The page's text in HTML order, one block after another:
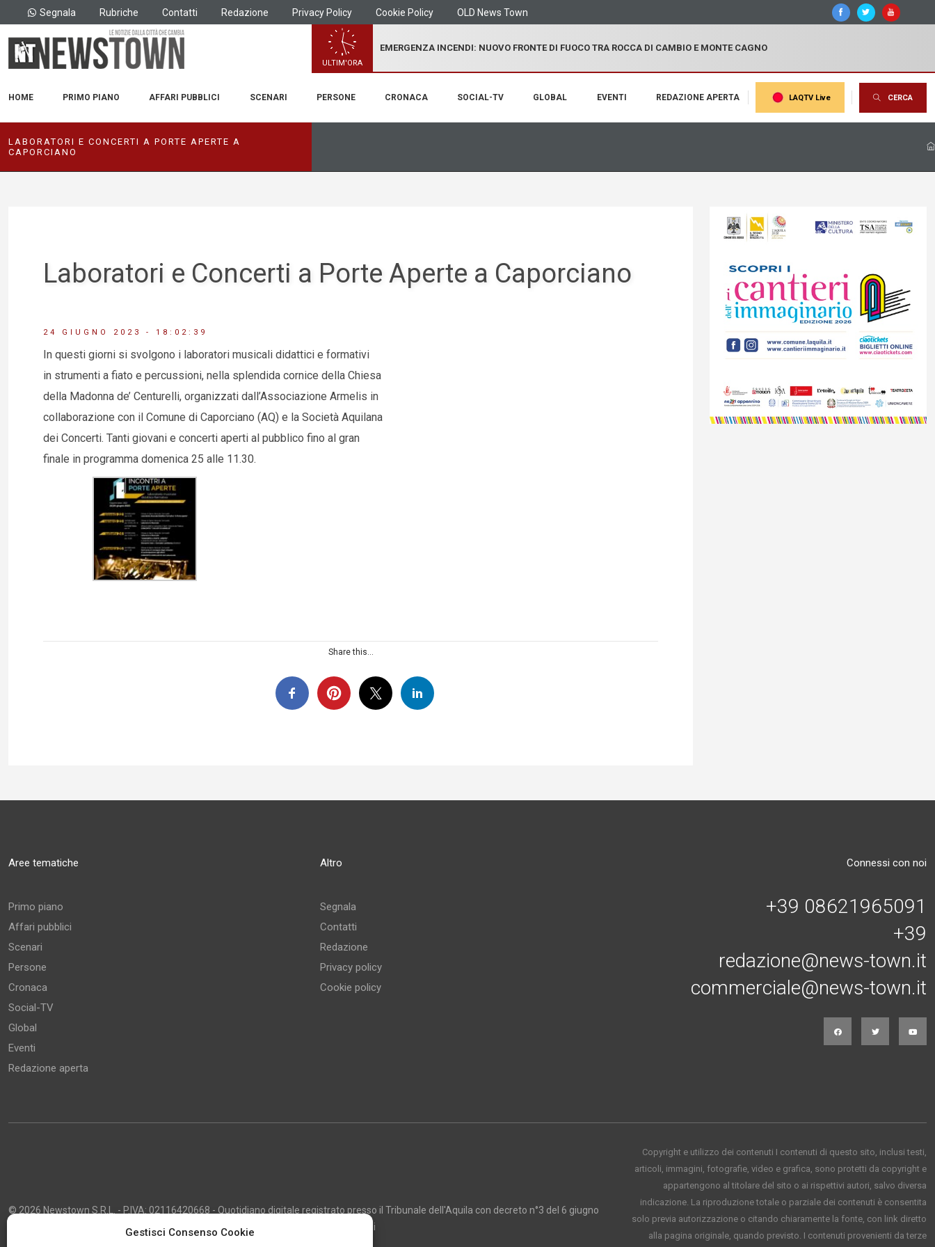
Gestisci Consenso Cookie
Segnala Rubriche Contatti Redazione Privacy Policy Cookie Policy OLD News Town
ULTIM'ORA
EMERGENZA INCENDI: NUOVO FRONTE DI FUOCO TRA ROCCA DI CAMBIO E MONTE CAGNO
HOME PRIMO PIANO AFFARI PUBBLICI SCENARI PERSONE CRONACA SOCIAL-TV GLOBAL EVENTI REDAZIONE APERTA LAQTV Live CERCA
LABORATORI E CONCERTI A PORTE APERTE A
CAPORCIANO
Laboratori e Concerti a Porte Aperte a Caporciano
24 GIUGNO 2023 - 18:02:39
In questi giorni si svolgono i laboratori musicali didattici e formativi
in strumenti a fiato e percussioni, nella splendida cornice della Chiesa
della Madonna de’ Centurelli, organizzati dall’Associazione Armelis in
collaborazione con il Comune di Caporciano (AQ) e la Società Aquilana
dei Concerti. Tanti giovani e concerti aperti al pubblico fino al gran
finale in programma domenica 25 alle 11.30.
Share this...
Aree tematiche
Primo piano
Affari pubblici
Scenari
Persone
Cronaca
Social-TV
Global
Eventi
Redazione aperta
Altro
Segnala
Contatti
Redazione
Privacy policy
Cookie policy
Connessi con noi
+39 08621965091
+39
redazione@news-town.it
commerciale@news-town.it
© 2026 Newstown S.R.L. - P.IVA: 02116420668 - Quotidiano digitale registrato presso il Tribunale dell'Aquila con decreto n°3 del 6 giugno
2013 - Direttore Responsabile: Giustino Masciocco - Capo Redattore: Marco Giancarli
Copyright e utilizzo dei contenuti I contenuti di questo sito, inclusi testi,
articoli, immagini, fotografie, video e grafica, sono protetti da copyright e
appartengono al titolare del sito o ai rispettivi autori, salvo diversa
indicazione. La riproduzione totale o parziale dei contenuti è consentita
solo previa autorizzazione o citando chiaramente la fonte, con link diretto
alla pagina originale, quando previsto. I contenuti provenienti da terze